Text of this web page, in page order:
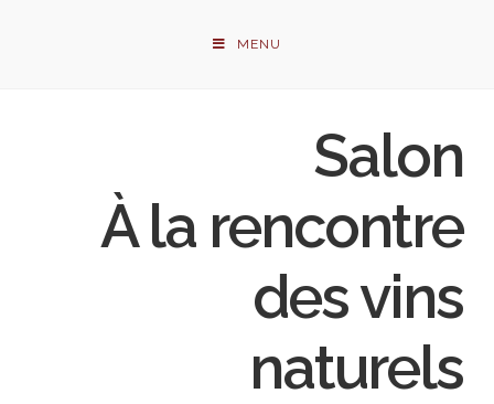
MENU
Salon
À la rencontre
des vins
naturels